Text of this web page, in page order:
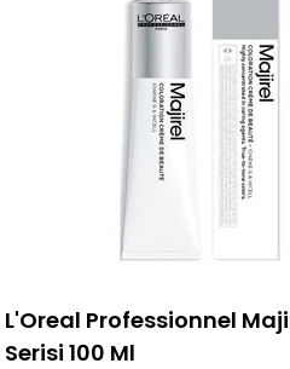
L'Oreal Professionnel
Serisi 100 Ml